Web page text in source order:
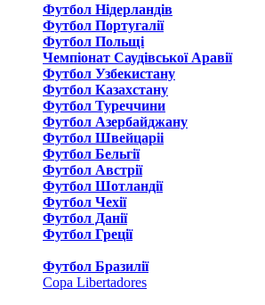
Футбол Нідерландiв
Футбол Португалії
Футбол Польщі
Чемпіонат Саудівської Аравії
Футбол Узбекистану
Футбол Казахстану
Футбол Туреччини
Футбол Азербайджану
Футбол Швейцаріі
Футбол Бельгії
Футбол Австрії
Футбол Шотландії
Футбол Чехії
Футбол Данії
Футбол Греції
Футбол Бразилії
Copa Libertadores